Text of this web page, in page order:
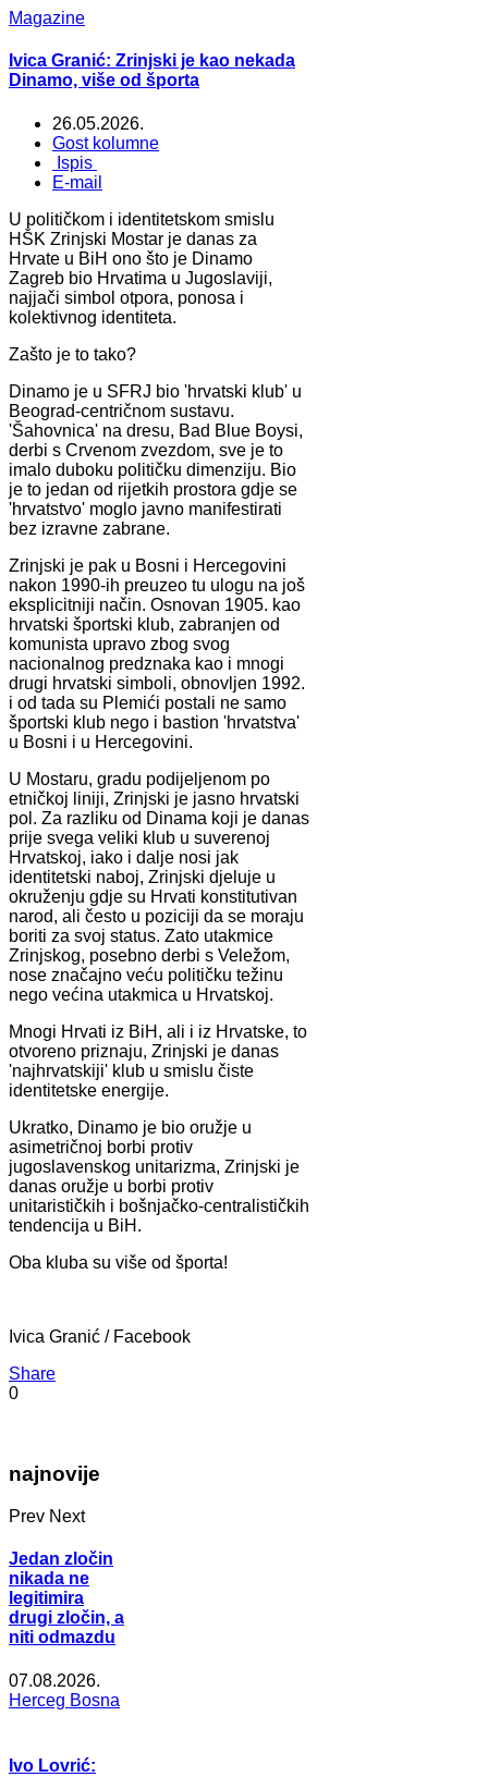
Magazine
Ivica Granić: Zrinjski je kao nekada
Dinamo, više od športa
26.05.2026.
Gost kolumne
Ispis
E-mail
U političkom i identitetskom smislu
HŠK Zrinjski Mostar je danas za
Hrvate u BiH ono što je Dinamo
Zagreb bio Hrvatima u Jugoslaviji,
najjači simbol otpora, ponosa i
kolektivnog identiteta.
Zašto je to tako?
Dinamo je u SFRJ bio 'hrvatski klub' u
Beograd-centričnom sustavu.
'Šahovnica' na dresu, Bad Blue Boysi,
derbi s Crvenom zvezdom, sve je to
imalo duboku političku dimenziju. Bio
je to jedan od rijetkih prostora gdje se
'hrvatstvo' moglo javno manifestirati
bez izravne zabrane.
Zrinjski je pak u Bosni i Hercegovini
nakon 1990-ih preuzeo tu ulogu na još
eksplicitniji način. Osnovan 1905. kao
hrvatski športski klub, zabranjen od
komunista upravo zbog svog
nacionalnog predznaka kao i mnogi
drugi hrvatski simboli, obnovljen 1992.
i od tada su Plemići postali ne samo
športski klub nego i bastion 'hrvatstva'
u Bosni i u Hercegovini.
U Mostaru, gradu podijeljenom po
etničkoj liniji, Zrinjski je jasno hrvatski
pol. Za razliku od Dinama koji je danas
prije svega veliki klub u suverenoj
Hrvatskoj, iako i dalje nosi jak
identitetski naboj, Zrinjski djeluje u
okruženju gdje su Hrvati konstitutivan
narod, ali često u poziciji da se moraju
boriti za svoj status. Zato utakmice
Zrinjskog, posebno derbi s Veležom,
nose značajno veću političku težinu
nego većina utakmica u Hrvatskoj.
Mnogi Hrvati iz BiH, ali i iz Hrvatske, to
otvoreno priznaju, Zrinjski je danas
'najhrvatskiji' klub u smislu čiste
identitetske energije.
Ukratko, Dinamo je bio oružje u
asimetričnoj borbi protiv
jugoslavenskog unitarizma, Zrinjski je
danas oružje u borbi protiv
unitarističkih i bošnjačko-centralističkih
tendencija u BiH.
Oba kluba su više od športa!
Ivica Granić / Facebook
Share
0
najnovije
Prev Next
Jedan zločin
nikada ne
legitimira
drugi zločin, a
niti odmazdu
07.08.2026.
Herceg Bosna
Ivo Lovrić: